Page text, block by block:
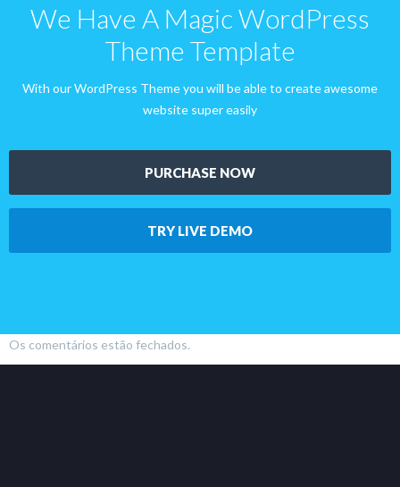
We Have A Magic WordPress
Theme Template
With our WordPress Theme you will be able to create awesome
website super easily
PURCHASE NOW
TRY LIVE DEMO
Os comentários estão fechados.